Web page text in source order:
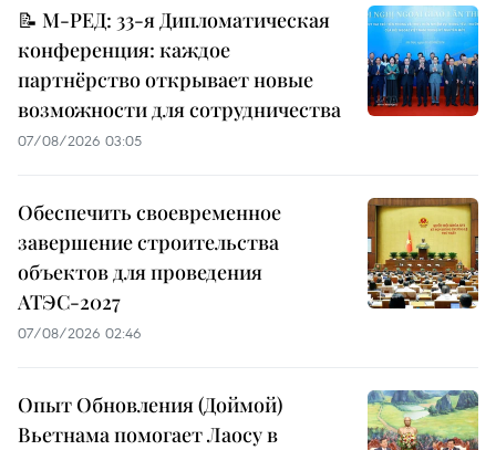
📝 М-РЕД: 33-я Дипломатическая
конференция: каждое
партнёрство открывает новые
возможности для сотрудничества
07/08/2026 03:05
Обеспечить своевременное
завершение строительства
объектов для проведения
АТЭС-2027
07/08/2026 02:46
Опыт Обновления (Доймой)
Вьетнама помогает Лаосу в